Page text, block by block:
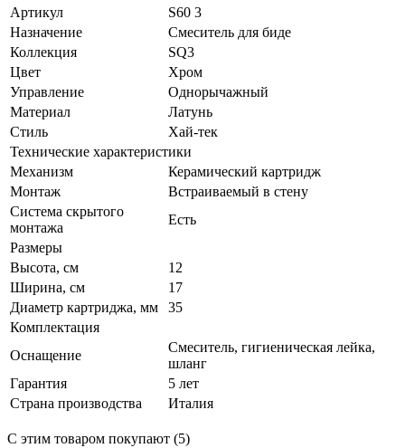
Артикул
S60 3
Назначение
Смеситель для биде
Коллекция
SQ3
Цвет
Хром
Управление
Однорычажный
Материал
Латунь
Стиль
Хай-тек
Технические характеристики
Механизм
Керамический картридж
Монтаж
Встраиваемый в стену
Система скрытого
монтажа
Есть
Размеры
Высота, см
12
Ширина, см
17
Диаметр картриджа, мм
35
Комплектация
Оснащение
Смеситель, гигиеническая лейка,
шланг
Гарантия
5 лет
Страна производства
Италия
С этим товаром покупают (5)